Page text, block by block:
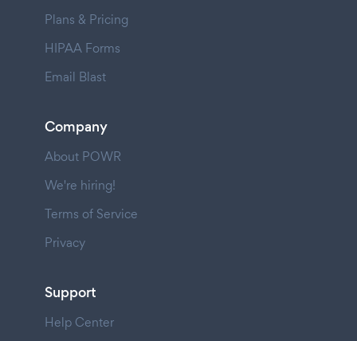
Plans & Pricing
HIPAA Forms
Email Blast
Company
About POWR
We're hiring!
Terms of Service
Privacy
Support
Help Center